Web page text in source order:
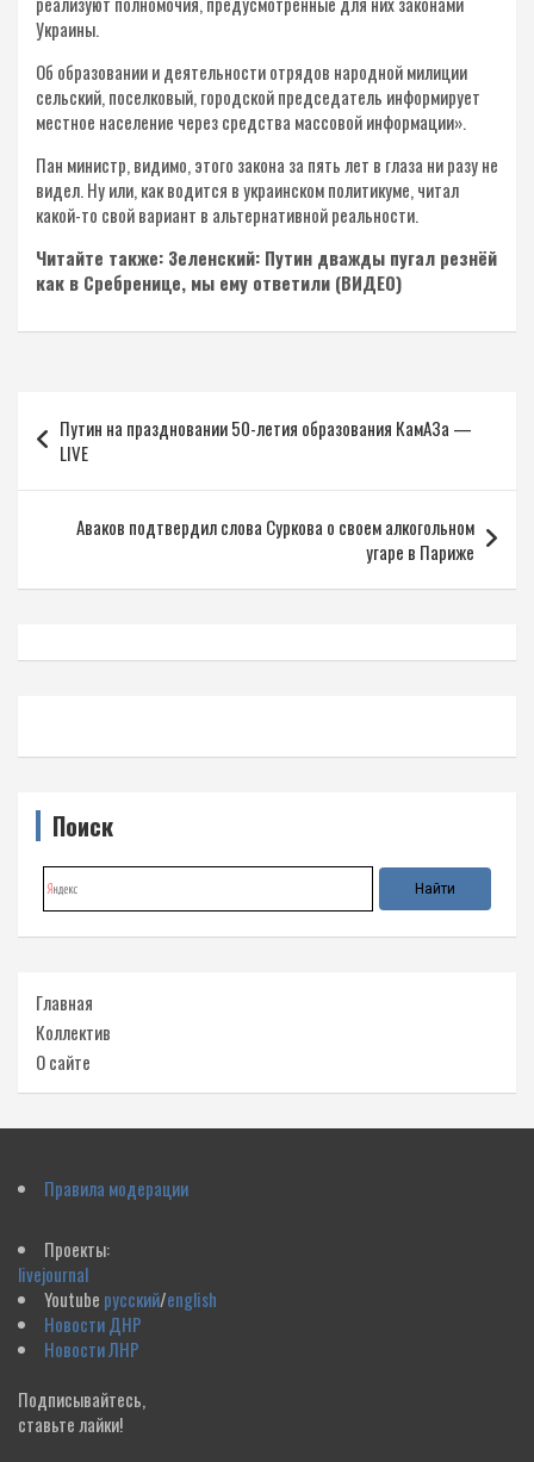
Украины.
Об образовании и деятельности отрядов народной милиции
сельский, поселковый, городской председатель информирует
местное население через средства массовой информации».
Пан министр, видимо, этого закона за пять лет в глаза ни разу не
видел. Ну или, как водится в украинском политикуме, читал
какой-то свой вариант в альтернативной реальности.
Читайте также: Зеленский: Путин дважды пугал резнёй
как в Сребренице, мы ему ответили (ВИДЕО)
по
записям
Путин на праздновании 50-летия образования КамАЗа —
LIVE
Аваков подтвердил слова Суркова о своем алкогольном
угаре в Париже
Поиск
Главная
Коллектив
О сайте
Правила модерации
Проекты:
livejournal
Youtube русский/english
Новости ДНР
Новости ЛНР
Подписывайтесь,
ставьте лайки!